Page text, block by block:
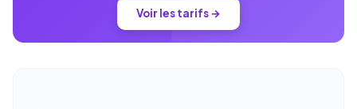
Voir les tarifs →